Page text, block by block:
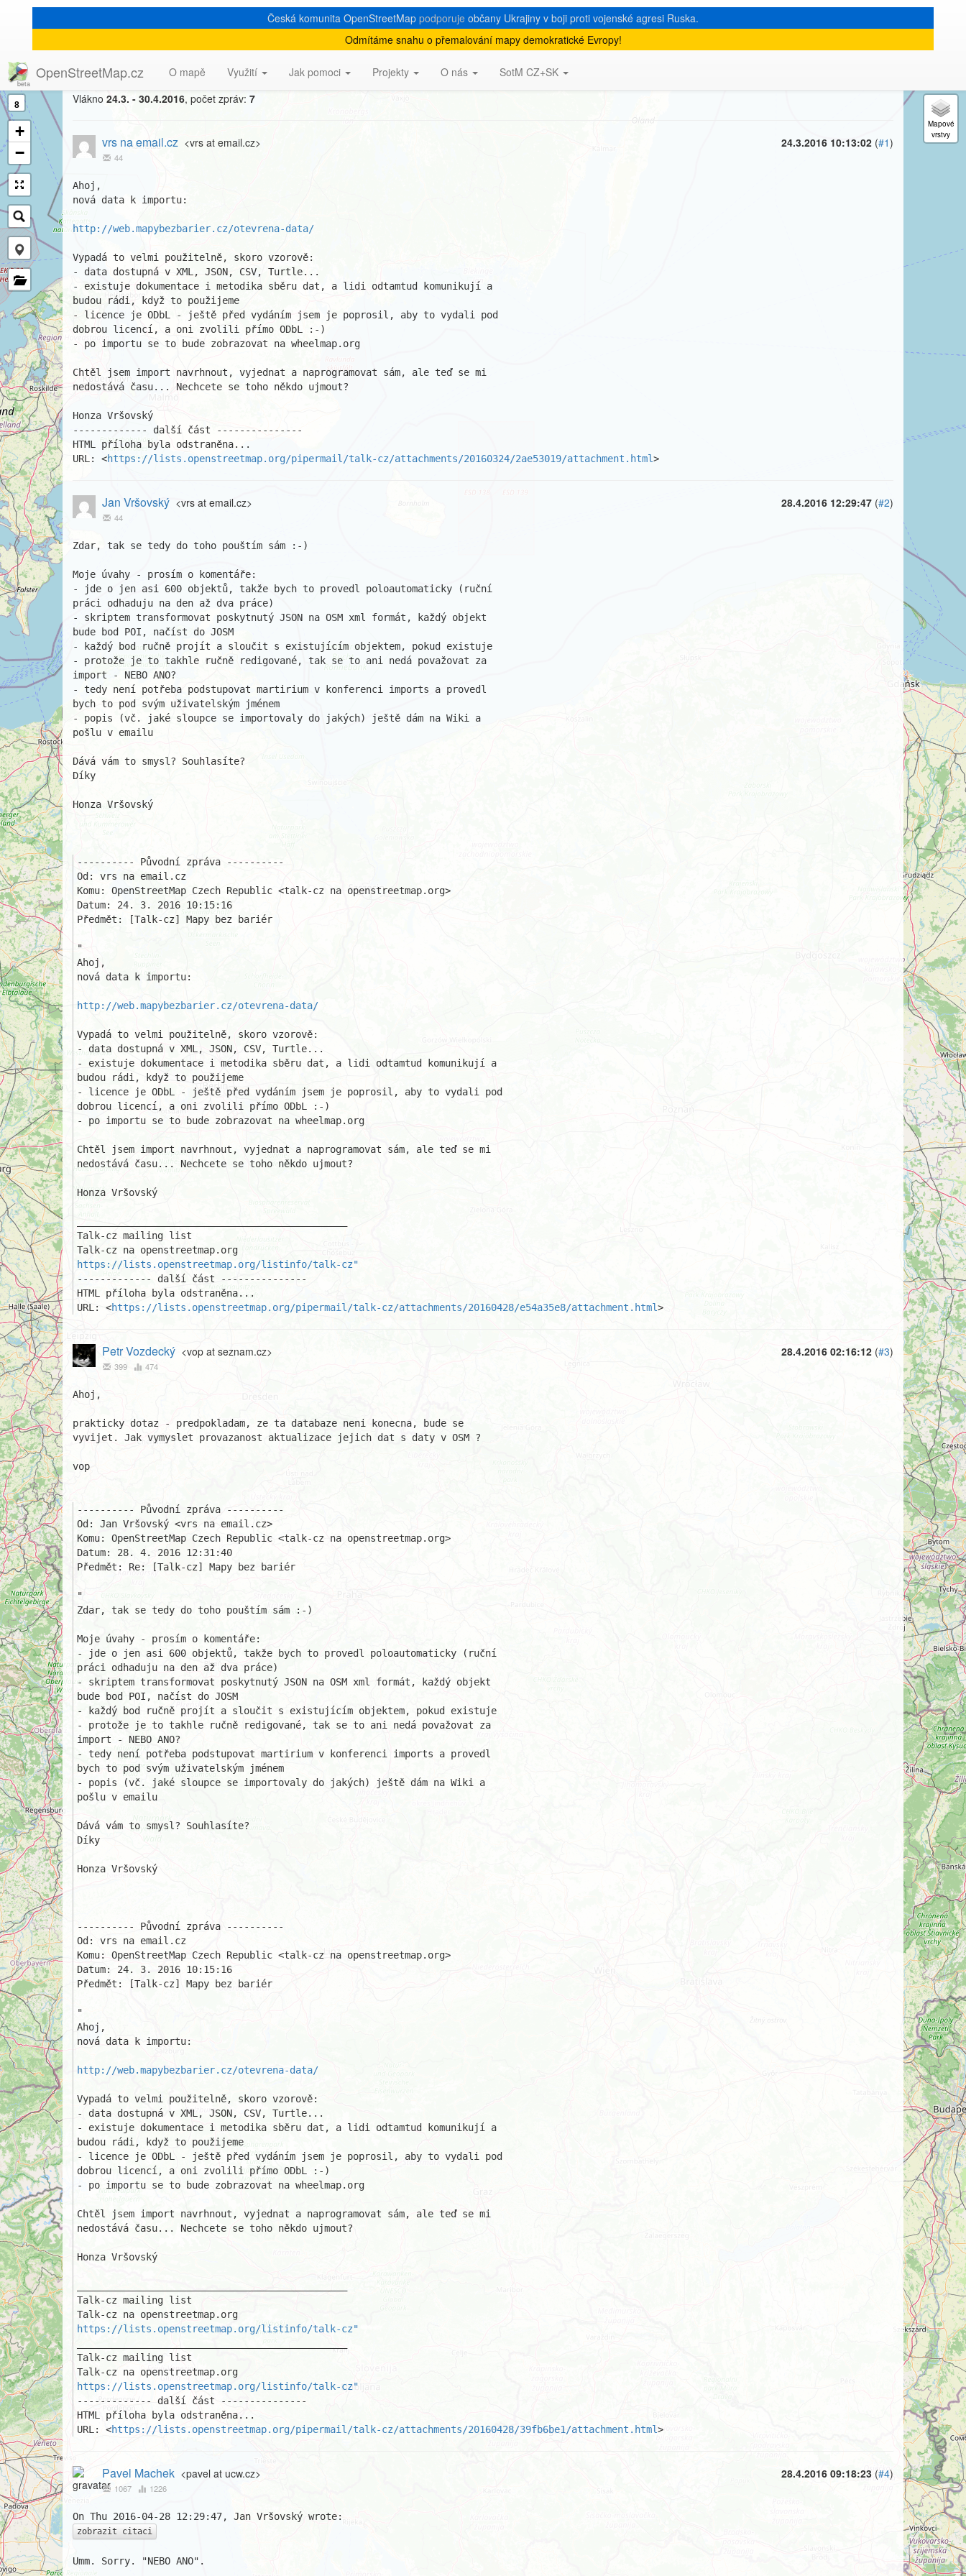
Česká komunita OpenStreetMap podporuje občany Ukrajiny v boji proti vojenské agresi Ruska.
Odmítáme snahu o přemalování mapy demokratické Evropy!
OpenStreetMap.cz O mapě Využití Jak pomoci Projekty O nás SotM CZ+SK
8
+
−
[Talk-cz] Mapy bez bariér
Vlákno 24.3. - 30.4.2016, počet zpráv: 7
24.3.2016 10:13:02 (#1)
vrs na email.cz <vrs at email.cz>
44
Ahoj,
nová data k importu:
http://web.mapybezbarier.cz/otevrena-data/
Vypadá to velmi použitelně, skoro vzorově:
- data dostupná v XML, JSON, CSV, Turtle...
- existuje dokumentace i metodika sběru dat, a lidi odtamtud komunikují a
budou rádi, když to použijeme
- licence je ODbL - ještě před vydáním jsem je poprosil, aby to vydali pod
dobrou licencí, a oni zvolili přímo ODbL :-)
- po importu se to bude zobrazovat na wheelmap.org
Chtěl jsem import navrhnout, vyjednat a naprogramovat sám, ale teď se mi
nedostává času... Nechcete se toho někdo ujmout?
Honza Vršovský
------------- další část ---------------
HTML příloha byla odstraněna...
URL: <https://lists.openstreetmap.org/pipermail/talk-cz/attachments/20160324/2ae53019/attachment.html>
28.4.2016 12:29:47 (#2)
Jan Vršovský <vrs at email.cz>
44
Zdar, tak se tedy do toho pouštím sám :-)
Moje úvahy - prosím o komentáře:
- jde o jen asi 600 objektů, takže bych to provedl poloautomaticky (ruční
práci odhaduju na den až dva práce)
- skriptem transformovat poskytnutý JSON na OSM xml formát, každý objekt
bude bod POI, načíst do JOSM
- každý bod ručně projít a sloučit s existujícím objektem, pokud existuje
- protože je to takhle ručně redigované, tak se to ani nedá považovat za
import - NEBO ANO?
- tedy není potřeba podstupovat martirium v konferenci imports a provedl
bych to pod svým uživatelským jménem
- popis (vč. jaké sloupce se importovaly do jakých) ještě dám na Wiki a
pošlu v emailu
Dává vám to smysl? Souhlasíte?
Díky
Honza Vršovský
---------- Původní zpráva ----------
Od: vrs na email.cz
Komu: OpenStreetMap Czech Republic <talk-cz na openstreetmap.org>
Datum: 24. 3. 2016 10:15:16
Předmět: [Talk-cz] Mapy bez bariér
"
Ahoj,
nová data k importu:
http://web.mapybezbarier.cz/otevrena-data/
Vypadá to velmi použitelně, skoro vzorově:
- data dostupná v XML, JSON, CSV, Turtle...
- existuje dokumentace i metodika sběru dat, a lidi odtamtud komunikují a
budou rádi, když to použijeme
- licence je ODbL - ještě před vydáním jsem je poprosil, aby to vydali pod
dobrou licencí, a oni zvolili přímo ODbL :-)
- po importu se to bude zobrazovat na wheelmap.org
Chtěl jsem import navrhnout, vyjednat a naprogramovat sám, ale teď se mi
nedostává času... Nechcete se toho někdo ujmout?
Honza Vršovský
Talk-cz mailing list
https://lists.openstreetmap.org/listinfo/talk-cz"
------------- další část ---------------
HTML příloha byla odstraněna...
URL: <https://lists.openstreetmap.org/pipermail/talk-cz/attachments/20160428/e54a35e8/attachment.html>
28.4.2016 02:16:12 (#3)
Petr Vozdecký <vop at seznam.cz>
399 474
Ahoj,
prakticky dotaz - predpokladam, ze ta databaze neni konecna, bude se
vyvijet. Jak vymyslet provazanost aktualizace jejich dat s daty v OSM ?
vop
---------- Původní zpráva ----------
Od: Jan Vršovský <vrs na email.cz>
Komu: OpenStreetMap Czech Republic <talk-cz na openstreetmap.org>
Datum: 28. 4. 2016 12:31:40
Předmět: Re: [Talk-cz] Mapy bez bariér
"
Zdar, tak se tedy do toho pouštím sám :-)
Moje úvahy - prosím o komentáře:
- jde o jen asi 600 objektů, takže bych to provedl poloautomaticky (ruční
práci odhaduju na den až dva práce)
- skriptem transformovat poskytnutý JSON na OSM xml formát, každý objekt
bude bod POI, načíst do JOSM
- každý bod ručně projít a sloučit s existujícím objektem, pokud existuje
- protože je to takhle ručně redigované, tak se to ani nedá považovat za
import - NEBO ANO?
- tedy není potřeba podstupovat martirium v konferenci imports a provedl
bych to pod svým uživatelským jménem
- popis (vč. jaké sloupce se importovaly do jakých) ještě dám na Wiki a
pošlu v emailu
Dává vám to smysl? Souhlasíte?
Díky
Honza Vršovský
---------- Původní zpráva ----------
Od: vrs na email.cz
Komu: OpenStreetMap Czech Republic <talk-cz na openstreetmap.org>
Datum: 24. 3. 2016 10:15:16
Předmět: [Talk-cz] Mapy bez bariér
"
Ahoj,
nová data k importu:
http://web.mapybezbarier.cz/otevrena-data/
Vypadá to velmi použitelně, skoro vzorově:
- data dostupná v XML, JSON, CSV, Turtle...
- existuje dokumentace i metodika sběru dat, a lidi odtamtud komunikují a
budou rádi, když to použijeme
- licence je ODbL - ještě před vydáním jsem je poprosil, aby to vydali pod
dobrou licencí, a oni zvolili přímo ODbL :-)
- po importu se to bude zobrazovat na wheelmap.org
Chtěl jsem import navrhnout, vyjednat a naprogramovat sám, ale teď se mi
nedostává času... Nechcete se toho někdo ujmout?
Honza Vršovský
Talk-cz mailing list
https://lists.openstreetmap.org/listinfo/talk-cz"
Talk-cz mailing list
https://lists.openstreetmap.org/listinfo/talk-cz"
------------- další část ---------------
HTML příloha byla odstraněna...
URL: <https://lists.openstreetmap.org/pipermail/talk-cz/attachments/20160428/39fb6be1/attachment.html>
28.4.2016 09:18:23 (#4)
Pavel Machek <pavel at ucw.cz>
1067 1226
zobrazit citaci
Umm. Sorry. "NEBO ANO".